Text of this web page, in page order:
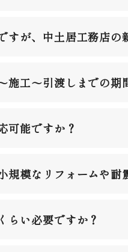
すが、中土居工務店の
施工～引渡しまでの期
可能ですか？
規模なリフォームや
らい必要ですか？